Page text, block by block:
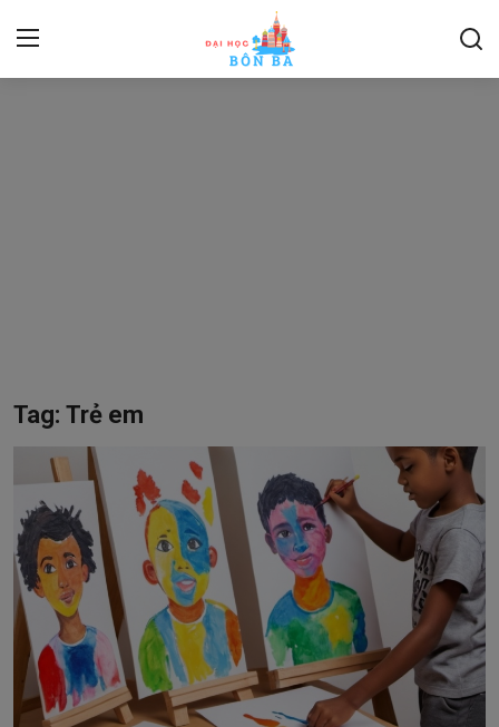
Pháp luật
Ngoại ngữ
Sức khỏe
Kinh tế, tài chính
Công nghệ
Thư Viện
Tag: Trẻ em